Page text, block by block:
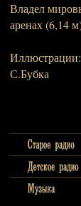
Владел
аренах (6,14
Иллюстрации:
С.Бубка